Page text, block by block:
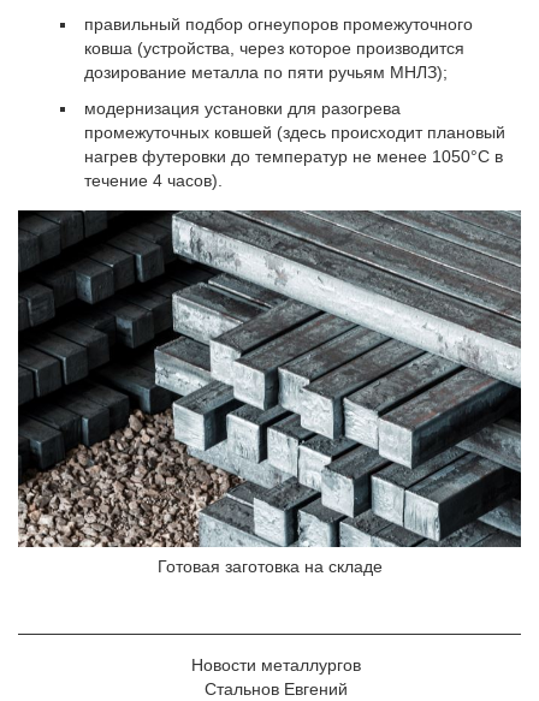
правильный подбор огнеупоров промежуточного
ковша (устройства, через которое производится
дозирование металла по пяти ручьям МНЛЗ);
модернизация установки для разогрева
промежуточных ковшей (здесь происходит плановый
нагрев футеровки до температур не менее 1050°С в
течение 4 часов).
Готовая заготовка на складе
Новости металлургов
Стальнов Евгений